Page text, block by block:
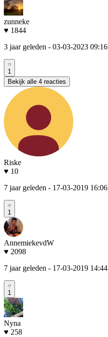
zunneke
♥ 1844
3 jaar geleden - 03-03-2023 09:16
1
Bekijk alle 4 reacties
Riske
♥ 10
7 jaar geleden - 17-03-2019 16:06
1
AnnemiekevdW
♥ 2098
7 jaar geleden - 17-03-2019 14:44
1
Nyna
♥ 258